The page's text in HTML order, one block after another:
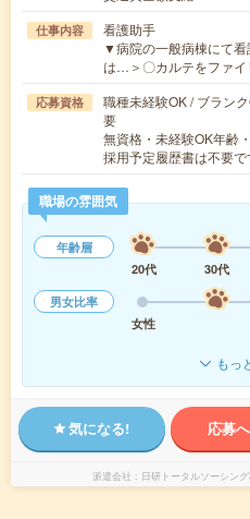
仕事内容
看護助手
▼病院の一般病棟にて
は…＞〇カルテをファ
応募資格
職種未経験OK / ブラン
要
無資格・未経験OK年
採用予定履歴書は不要
職場の雰囲気
年齢層
20代
30代
男女比率
女性
もっ
気になる! 応募
派遣会社 日研トータルソーシン